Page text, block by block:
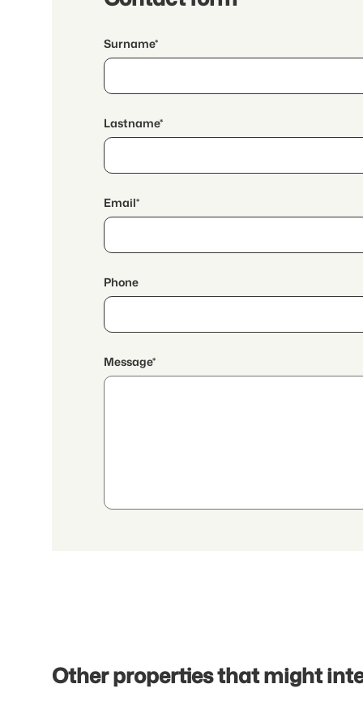
Surname*
Lastname*
Email*
Phone
Message*
Other properties that might